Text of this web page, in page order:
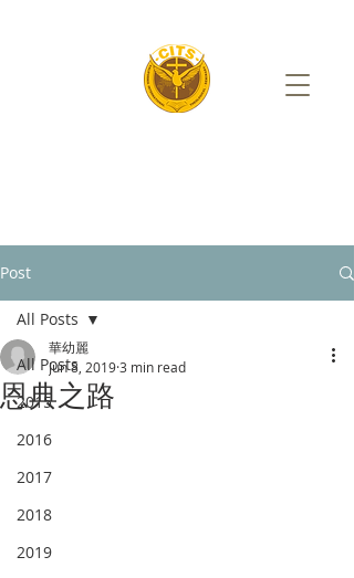
Post
All Posts
2015
2016
2017
2018
2019
All Posts
恩典之路
華幼麗
Jun 8, 20193 min read